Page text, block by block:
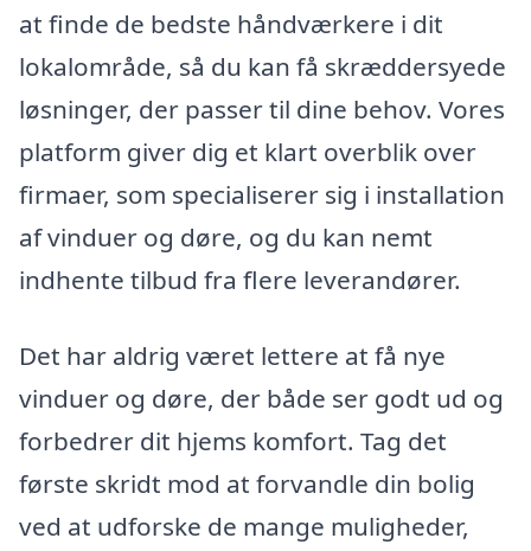
at finde de bedste håndværkere i dit
lokalområde, så du kan få skræddersyede
løsninger, der passer til dine behov. Vores
platform giver dig et klart overblik over
firmaer, som specialiserer sig i installation
af vinduer og døre, og du kan nemt
indhente tilbud fra flere leverandører.
Det har aldrig været lettere at få nye
vinduer og døre, der både ser godt ud og
forbedrer dit hjems komfort. Tag det
første skridt mod at forvandle din bolig
ved at udforske de mange muligheder,